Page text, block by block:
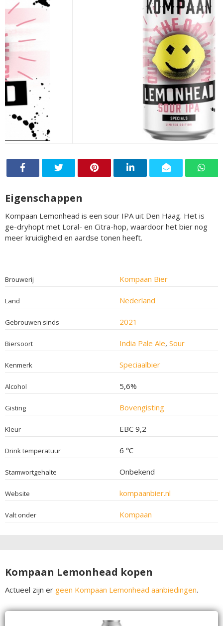
Eigenschappen
Kompaan Lemonhead is een sour IPA uit Den Haag. Het is
ge-dryhopt met Loral- en Citra-hop, waardoor het bier nog
meer kruidigheid en aardse tonen heeft.
Brouwerij Kompaan Bier
Land Nederland
Gebrouwen sinds 2021
Biersoort India Pale Ale, Sour
Kenmerk Speciaalbier
Alcohol 5,6%
Gisting Bovengisting
Kleur EBC 9,2
Drink temperatuur 6 ℃
Stamwortgehalte Onbekend
Website kompaanbier.nl
Valt onder Kompaan
Kompaan Lemonhead kopen
Actueel zijn er geen Kompaan Lemonhead aanbiedingen.